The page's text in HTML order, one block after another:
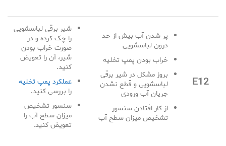
E12
پر شدن آب بیش از حد
درون لباسشویی
خراب بودن پمپ تخلیه
بروز مشکل در شیر برقی
لباسشویی و قطع نشدن
جریان آب ورودی
از کار افتادن سنسور
تشخیص میزان سطح آب
شیر برقی لباسشویی
را چک کرده و در
صورت خراب بودن
شیر، آن را تعویض
کنید.
عملکرد پمپ تخلیه
را بررسی کنید.
سنسور تشخیص
میزان سطح آب را
تعویض کنید.